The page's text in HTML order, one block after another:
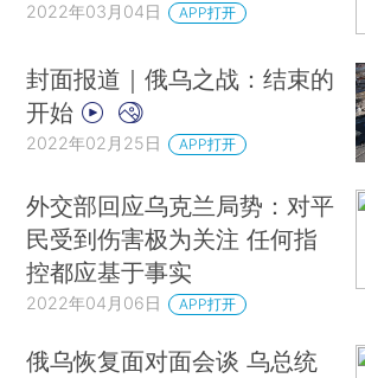
2022年03月04日 APP打开
封面报道｜俄乌之战：结束的
开始
2022年02月25日 APP打开
外交部回应乌克兰局势：对平
民受到伤害极为关注 任何指
控都应基于事实
2022年04月06日 APP打开
俄乌恢复面对面会谈 乌总统